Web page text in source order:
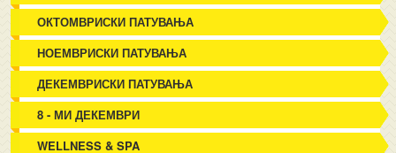
ОКТОМВРИСКИ ПАТУВАЊА
НОЕМВРИСКИ ПАТУВАЊА
ДЕКЕМВРИСКИ ПАТУВАЊА
8 - МИ ДЕКЕМВРИ
WELLNESS & SPA